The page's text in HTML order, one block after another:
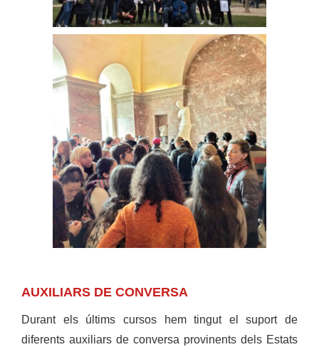
AUXILIARS DE CONVERSA
Durant els últims cursos hem tingut el suport de
diferents auxiliars de conversa provinents dels Estats